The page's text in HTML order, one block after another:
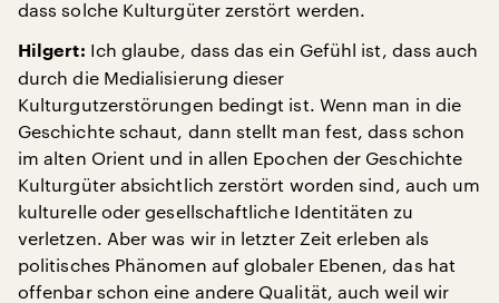
dass solche Kulturgüter zerstört werden.
Hilgert: Ich glaube, dass das ein Gefühl ist, dass auch
durch die Medialisierung dieser
Kulturgutzerstörungen bedingt ist. Wenn man in die
Geschichte schaut, dann stellt man fest, dass schon
im alten Orient und in allen Epochen der Geschichte
Kulturgüter absichtlich zerstört worden sind, auch um
kulturelle oder gesellschaftliche Identitäten zu
verletzen. Aber was wir in letzter Zeit erleben als
politisches Phänomen auf globaler Ebenen, das hat
offenbar schon eine andere Qualität, auch weil wir